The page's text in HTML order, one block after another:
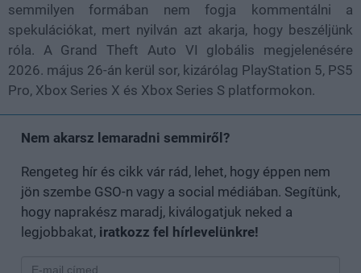
semmilyen formában nem fogja kommentálni a
spekulációkat, mert nyilván azt akarja, hogy beszéljünk
róla. A Grand Theft Auto VI globális megjelenésére
2026. május 26-án kerül sor, kizárólag PlayStation 5, PS5
Pro, Xbox Series X és Xbox Series S platformokon.
Nem akarsz lemaradni semmiről?
Rengeteg hír és cikk vár rád, lehet, hogy éppen nem
jön szembe GSO-n vagy a social médiában. Segítünk,
hogy naprakész maradj, kiválogatjuk neked a
legjobbakat, iratkozz fel hírlevelünkre!